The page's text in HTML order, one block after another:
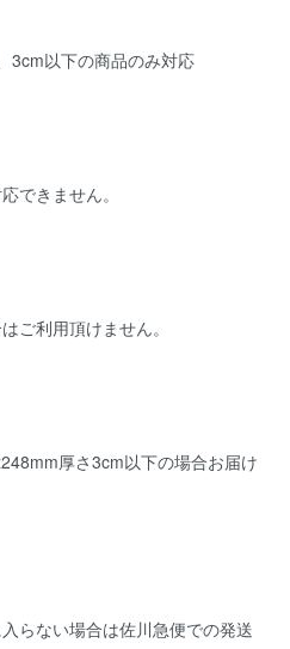
3cm以下の商品のみ対応
できません。
ご利用頂けません。
厚さ3cm以下の場合お届け
らない場合は佐川急便での発送